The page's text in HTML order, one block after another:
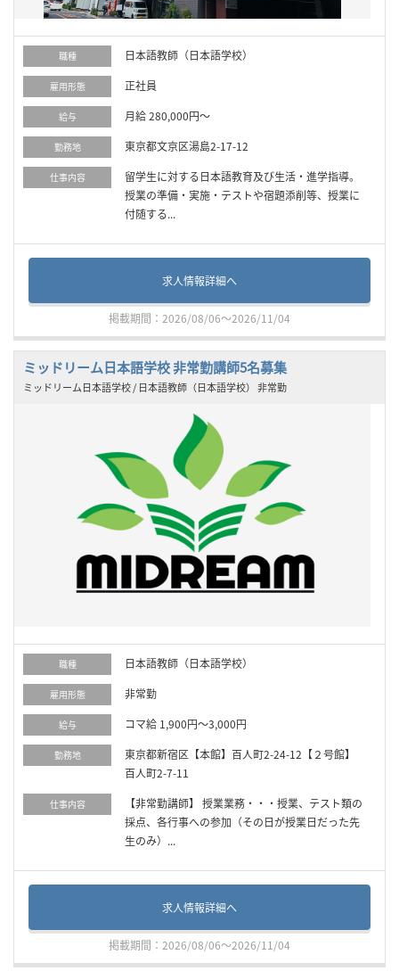
職種 日本語教師（日本語学校）
雇用形態 正社員
給与 月給 280,000円～
勤務地 東京都文京区湯島2-17-12
仕事内容
留学生に対する日本語教育及び生活・進学指導。
授業の準備・実施・テストや宿題添削等、授業に
付随する...
求人情報詳細へ
掲載期間：2026/08/06～2026/11/04
ミッドリーム日本語学校 非常勤講師5名募集
ミッドリーム日本語学校 / 日本語教師（日本語学校） 非常勤
職種 日本語教師（日本語学校）
雇用形態 非常勤
給与 コマ給 1,900円～3,000円
勤務地
東京都新宿区【本館】百人町2-24-12【２号館】
百人町2-7-11
仕事内容
【非常勤講師】 授業業務・・・授業、テスト類の
採点、各行事への参加（その日が授業日だった先
生のみ）...
求人情報詳細へ
掲載期間：2026/08/06～2026/11/04